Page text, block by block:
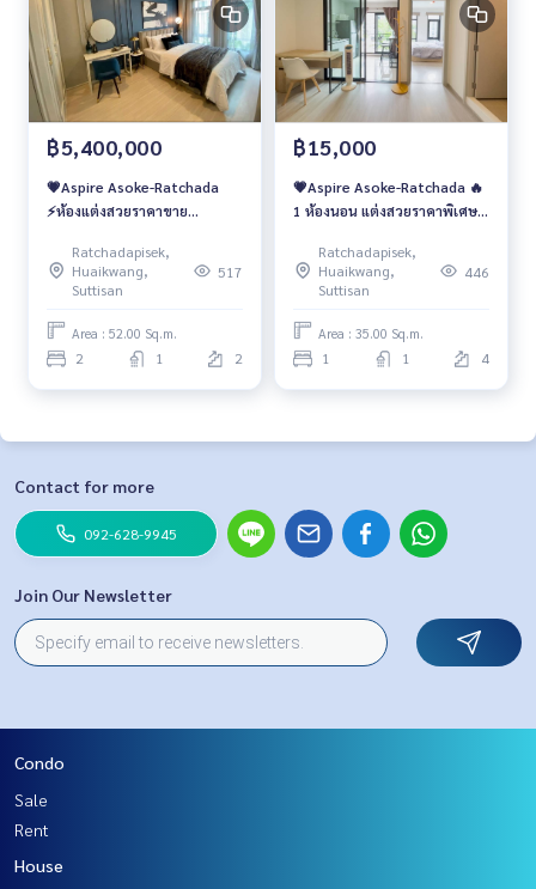
฿5,400,000
💗Aspire Asoke-Ratchada
⚡️ห้องแต่งสวยราคาขาย
Ratchadapisek,
Huaikwang,
Suttisan
517
Area : 52.00 Sq.m.
2 1 2
฿15,000
💗Aspire Asoke-Ratchada 🔥
1 ห้องนอน แต่งสวยราคาพิเศษ
Ratchadapisek,
Huaikwang,
Suttisan
446
Area : 35.00 Sq.m.
1 1 4
Contact for more
092-628-9945
Join Our Newsletter
Condo
Sale
Rent
House